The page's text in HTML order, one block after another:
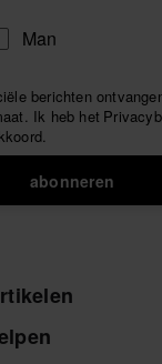
Man
berichten
Ik heb het
abonneren